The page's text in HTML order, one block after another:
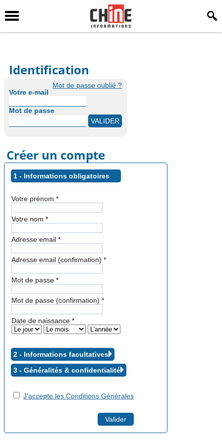
Identification
Mot de passe oublié ?
Votre e-mail
Mot de passe
Créer un compte
1 - Informations obligatoires
Votre prénom *
Votre nom *
Adresse email *
Adresse email (confirmation) *
Mot de passe *
Mot de passe (confirmation) *
Date de naissance *
2 - Informations facultatives
3 - Généralités & confidentialité
J'accepte les Conditions Générales